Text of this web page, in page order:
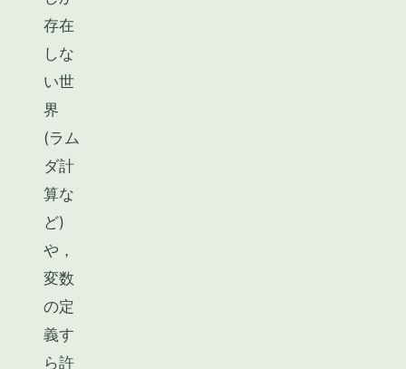
存在
しな
い世
界
(ラム
ダ計
算な
ど)
や，
変数
の定
義す
ら許